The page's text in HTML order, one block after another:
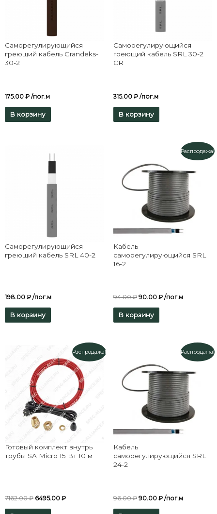
Саморегулирующийся
греющий кабель Grandeks-
30-2
175.00 ₽ /пог.м
В корзину
Саморегулирующийся
греющий кабель SRL 30-2
CR
315.00 ₽ /пог.м
В корзину
Саморегулирующийся
греющий кабель SRL 40-2
198.00 ₽ /пог.м
В корзину
Распродажа!
Кабель
саморегулирующийся SRL
16-2
94.00₽ 90.00 ₽ /пог.м
В корзину
Распродажа!
Готовый комплект внутрь
трубы SA Micro 15 Вт 10 м
7162.00₽ 6495.00 ₽
Распродажа!
Кабель
саморегулирующийся SRL
24-2
96.00₽ 90.00 ₽ /пог.м